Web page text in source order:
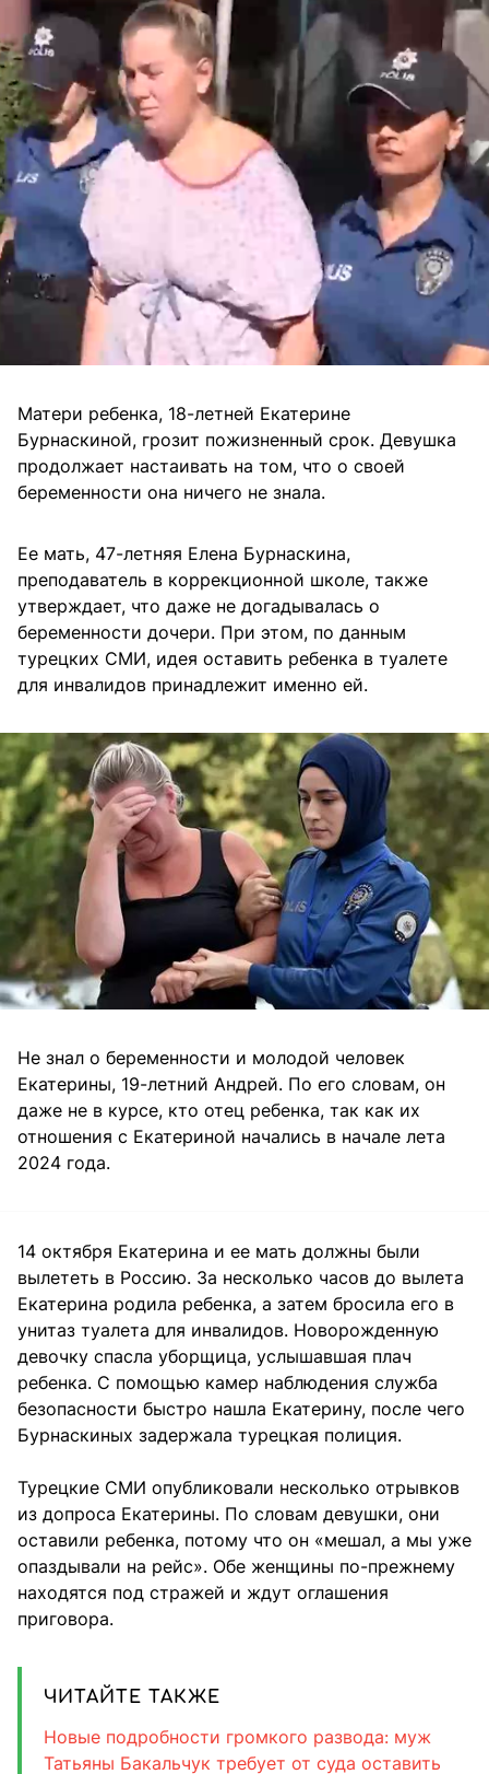
Матери ребенка, 18-летней Екатерине
Бурнаскиной, грозит пожизненный срок. Девушка
продолжает настаивать на том, что о своей
беременности она ничего не знала.
Ее мать, 47-летняя Елена Бурнаскина,
преподаватель в коррекционной школе, также
утверждает, что даже не догадывалась о
беременности дочери. При этом, по данным
турецких СМИ, идея оставить ребенка в туалете
для инвалидов принадлежит именно ей.
Не знал о беременности и молодой человек
Екатерины, 19-летний Андрей. По его словам, он
даже не в курсе, кто отец ребенка, так как их
отношения с Екатериной начались в начале лета
2024 года.
14 октября Екатерина и ее мать должны были
вылететь в Россию. За несколько часов до вылета
Екатерина родила ребенка, а затем бросила его в
унитаз туалета для инвалидов. Новорожденную
девочку спасла уборщица, услышавшая плач
ребенка. С помощью камер наблюдения служба
безопасности быстро нашла Екатерину, после чего
Бурнаскиных задержала турецкая полиция.
Турецкие СМИ опубликовали несколько отрывков
из допроса Екатерины. По словам девушки, они
оставили ребенка, потому что он «мешал, а мы уже
опаздывали на рейс». Обе женщины по-прежнему
находятся под стражей и ждут оглашения
приговора.
ЧИТАЙТЕ ТАКЖЕ
Новые подробности громкого развода: муж
Татьяны Бакальчук требует от суда оставить